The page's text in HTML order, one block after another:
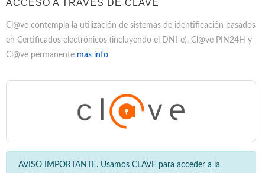
ACCESO A TRAVÉS DE CLAVE
Cl@ve contempla la utilización de sistemas de identificación basados
en Certificados electrónicos (incluyendo el DNI-e), Cl@ve PIN24H y
Cl@ve permanente más info
AVISO IMPORTANTE. Usamos CLAVE para acceder a la